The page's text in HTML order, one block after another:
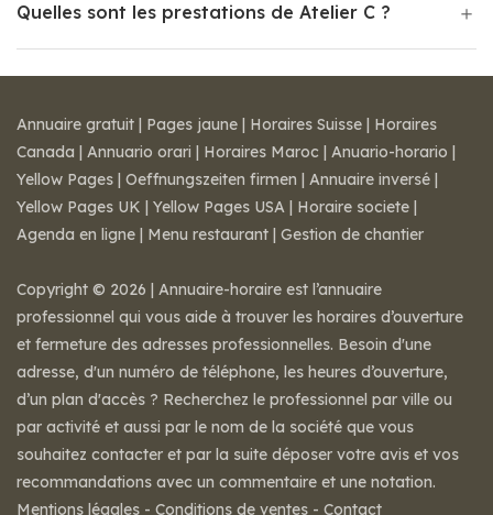
Quelles sont les prestations de Atelier C ?
Annuaire gratuit | Pages jaune | Horaires Suisse | Horaires
Canada | Annuario orari | Horaires Maroc | Anuario-horario |
Yellow Pages | Oeffnungszeiten firmen | Annuaire inversé |
Yellow Pages UK | Yellow Pages USA | Horaire societe |
Agenda en ligne | Menu restaurant | Gestion de chantier
Copyright © 2026 | Annuaire-horaire est l’annuaire
professionnel qui vous aide à trouver les horaires d’ouverture
et fermeture des adresses professionnelles. Besoin d'une
adresse, d'un numéro de téléphone, les heures d’ouverture,
d’un plan d'accès ? Recherchez le professionnel par ville ou
par activité et aussi par le nom de la société que vous
souhaitez contacter et par la suite déposer votre avis et vos
recommandations avec un commentaire et une notation.
Mentions légales - Conditions de ventes - Contact